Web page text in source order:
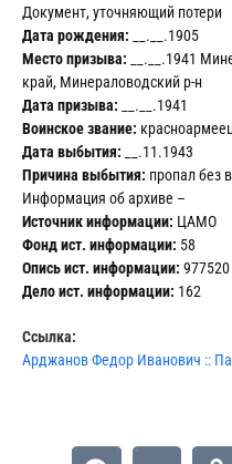
Документ, уточняющий потери
Дата рождения: __.__.1905
Место призыва: __.__.1941
край, Минераловодский р-н
Дата призыва: __.__.1941
Воинское звание:
Дата выбытия: __.11.1943
Причина выбытия: пропал без
Информация об архиве –
Источник информации: ЦАМО
Фонд ист. информации: 58
Опись ист. информации: 977520
Дело ист. информации: 162
Ссылка:
Арджанов Федор Иванович ::